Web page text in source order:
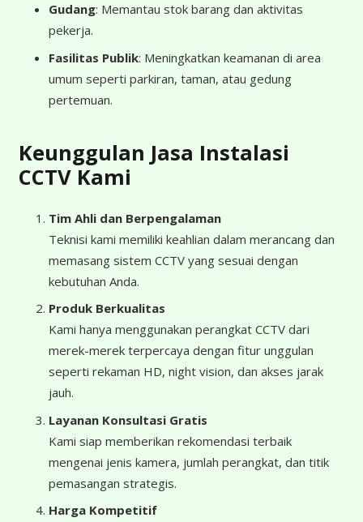
Gudang: Memantau stok barang dan aktivitas
pekerja.
Fasilitas Publik: Meningkatkan keamanan di area
umum seperti parkiran, taman, atau gedung
pertemuan.
Keunggulan Jasa Instalasi
CCTV Kami
Tim Ahli dan Berpengalaman
Teknisi kami memiliki keahlian dalam merancang dan
memasang sistem CCTV yang sesuai dengan
kebutuhan Anda.
Produk Berkualitas
Kami hanya menggunakan perangkat CCTV dari
merek-merek terpercaya dengan fitur unggulan
seperti rekaman HD, night vision, dan akses jarak
jauh.
Layanan Konsultasi Gratis
Kami siap memberikan rekomendasi terbaik
mengenai jenis kamera, jumlah perangkat, dan titik
pemasangan strategis.
Harga Kompetitif